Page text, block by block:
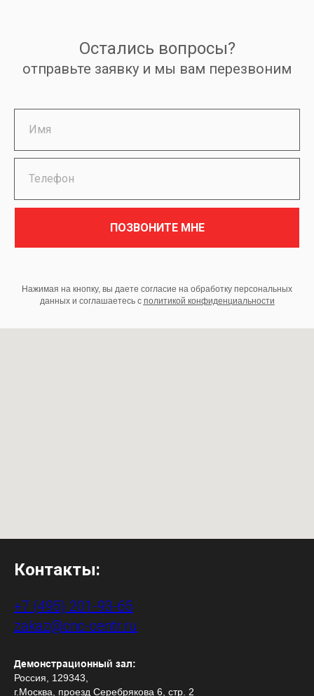
Остались вопросы?
отправьте заявку и мы вам перезвоним
ПОЗВОНИТЕ МНЕ
Нажимая на кнопку, вы даете согласие на обработку персональных
данных и соглашаетесь c политикой конфиденциальности
Контакты:
+7 (495) 201-93-65
zakaz@cnc-centr.ru
Демонстрационный зал:
Россия, 129343,
г.Москва, проезд Серебрякова 6, стр. 2